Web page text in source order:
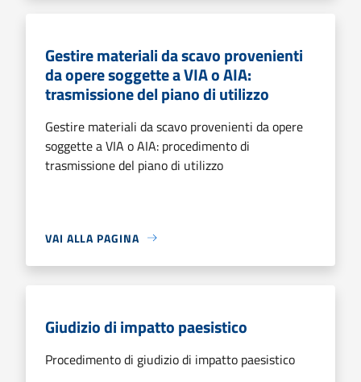
Gestire materiali da scavo provenienti
da opere soggette a VIA o AIA:
trasmissione del piano di utilizzo
Gestire materiali da scavo provenienti da opere
soggette a VIA o AIA: procedimento di
trasmissione del piano di utilizzo
VAI ALLA PAGINA
Giudizio di impatto paesistico
Procedimento di giudizio di impatto paesistico